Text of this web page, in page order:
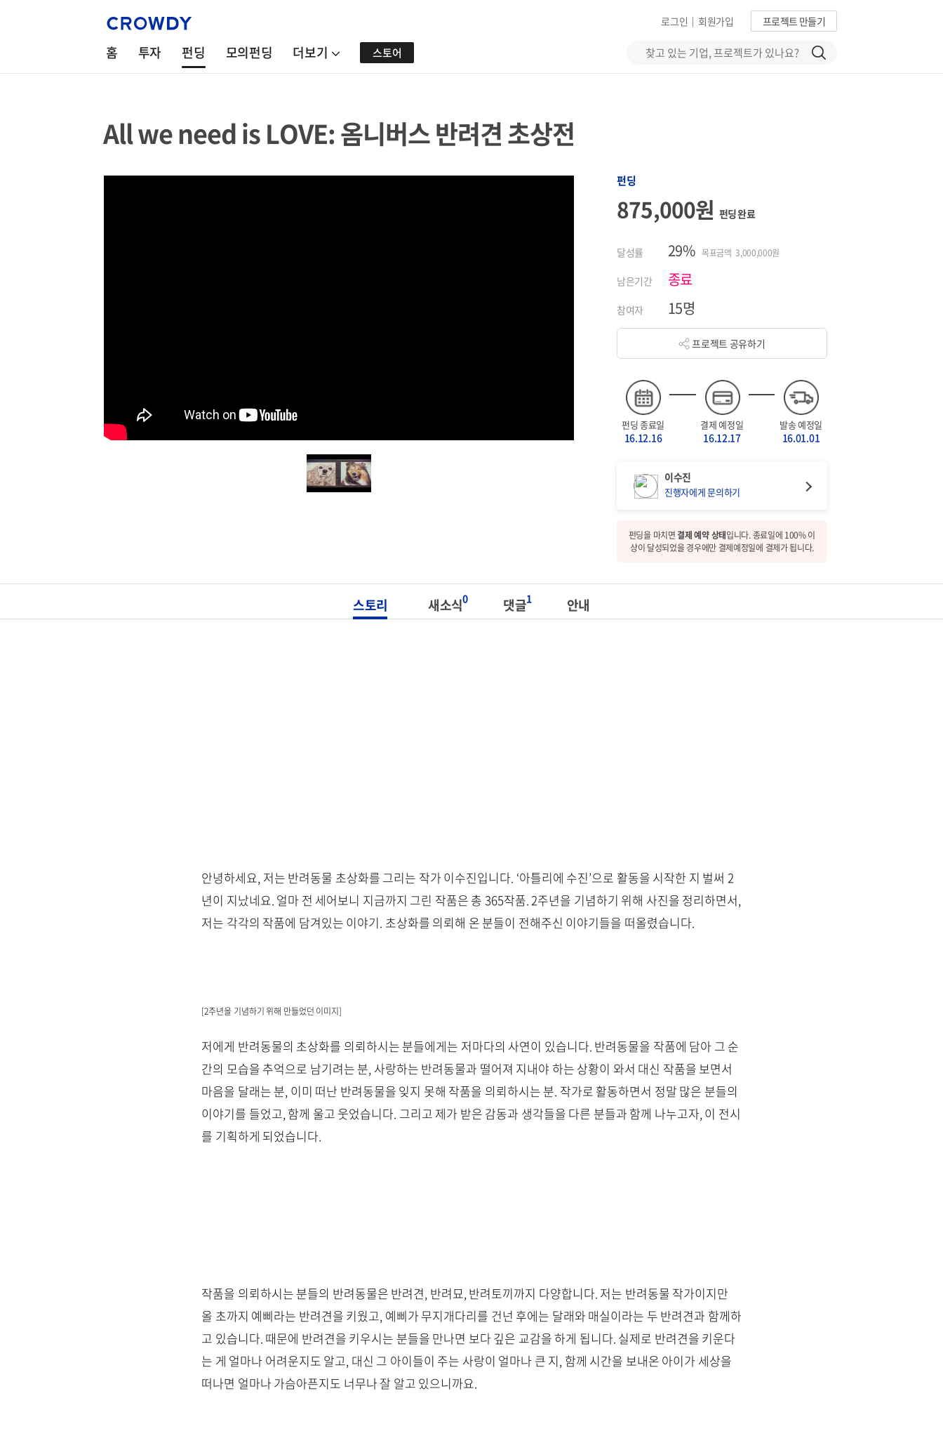
프로젝트 만들기
회원가입
|
로그인
홈 투자 펀딩 모의펀딩 더보기 스토어
All we need is LOVE: 옴니버스 반려견 초상전
펀딩
875,000원 펀딩 완료
달성률 29% 목표금액 3,000,000원
남은기간 종료
참여자 15명
프로젝트 공유하기
펀딩 종료일
16.12.16
결제 예정일
16.12.17
발송 예정일
16.01.01
이수진
진행자에게 문의하기
펀딩을 마치면결제 예약 상태입니다. 종료일에 100% 이
상이 달성되었을 경우에만 결제예정일에 결제가 됩니다.
스토리 새소식0 댓글1 안내
안녕하세요, 저는 반려동물 초상화를 그리는 작가 이수진입니다. ‘아틀리에 수진’으로 활동을 시작한 지 벌써 2
년이 지났네요. 얼마 전 세어보니 지금까지 그린 작품은 총 365작품. 2주년을 기념하기 위해 사진을 정리하면서,
저는 각각의 작품에 담겨있는 이야기. 초상화를 의뢰해 온 분들이 전해주신 이야기들을 떠올렸습니다.
[2주년을 기념하기 위해 만들었던 이미지]
저에게 반려동물의 초상화를 의뢰하시는 분들에게는 저마다의 사연이 있습니다. 반려동물을 작품에 담아 그 순
간의 모습을 추억으로 남기려는 분, 사랑하는 반려동물과 떨어져 지내야 하는 상황이 와서 대신 작품을 보면서
마음을 달래는 분, 이미 떠난 반려동물을 잊지 못해 작품을 의뢰하시는 분. 작가로 활동하면서 정말 많은 분들의
이야기를 들었고, 함께 울고 웃었습니다. 그리고 제가 받은 감동과 생각들을 다른 분들과 함께 나누고자, 이 전시
를 기획하게 되었습니다.
작품을 의뢰하시는 분들의 반려동물은 반려견, 반려묘, 반려토끼까지 다양합니다. 저는 반려동물 작가이지만
올 초까지 예삐라는 반려견을 키웠고, 예삐가 무지개다리를 건넌 후에는 달래와 매실이라는 두 반려견과 함께하
고 있습니다. 때문에 반려견을 키우시는 분들을 만나면 보다 깊은 교감을 하게 됩니다. 실제로 반려견을 키운다
는 게 얼마나 어려운지도 알고, 대신 그 아이들이 주는 사랑이 얼마나 큰 지, 함께 시간을 보내온 아이가 세상을
떠나면 얼마나 가슴아픈지도 너무나 잘 알고 있으니까요.